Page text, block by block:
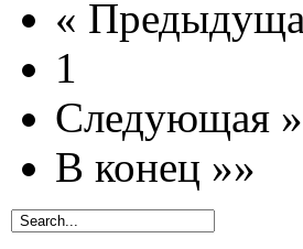
«
1
Следующая »
В конец »»